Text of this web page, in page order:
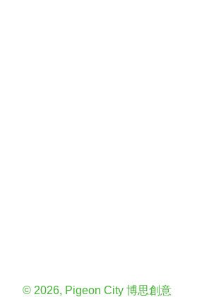
© 2026, Pigeon City 博思創意